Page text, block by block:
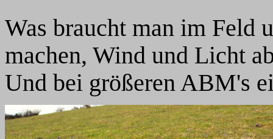
Was braucht man im Feld
machen, Wind und Licht
Und bei größeren ABM's